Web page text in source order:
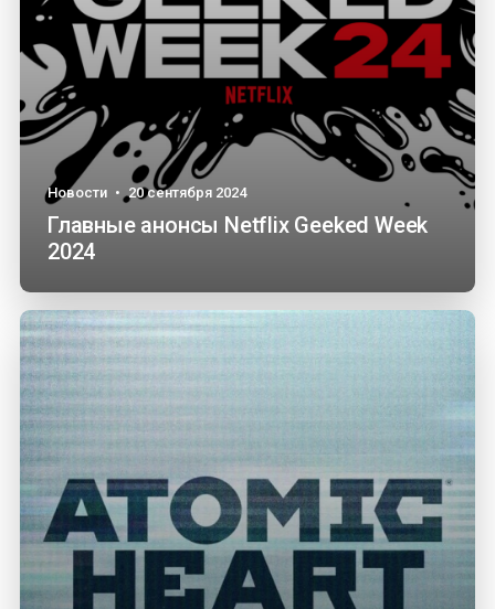
Новости • 20 сентября 2024
Главные анонсы Netflix Geeked Week
2024